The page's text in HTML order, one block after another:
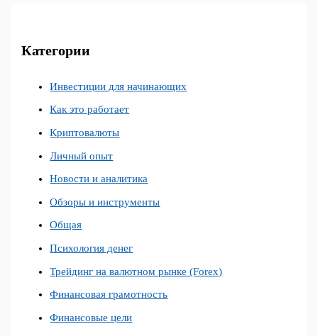
Категории
Инвестиции для начинающих
Как это работает
Криптовалюты
Личный опыт
Новости и аналитика
Обзоры и инструменты
Общая
Психология денег
Трейдинг на валютном рынке (Forex)
Финансовая грамотность
Финансовые цели